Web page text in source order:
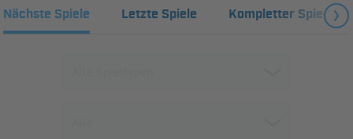
Nächste Spiele Letzte Spiele Kompletter Spielplan